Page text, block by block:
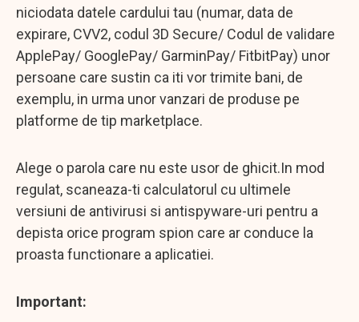
niciodata datele cardului tau (numar, data de
expirare, CVV2, codul 3D Secure/ Codul de validare
ApplePay/ GooglePay/ GarminPay/ FitbitPay) unor
persoane care sustin ca iti vor trimite bani, de
exemplu, in urma unor vanzari de produse pe
platforme de tip marketplace.
Alege o parola care nu este usor de ghicit.In mod
regulat, scaneaza-ti calculatorul cu ultimele
versiuni de antivirusi si antispyware-uri pentru a
depista orice program spion care ar conduce la
proasta functionare a aplicatiei.
Important: